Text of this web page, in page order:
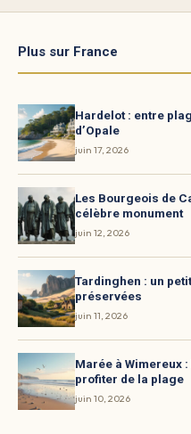
Plus sur France
Hardelot : entre
d’Opale
juin 17, 2026
Les Bourgeois de
célèbre monument
juin 12, 2026
Tardinghen : un
préservées
juin 11, 2026
Marée à Wimereux
profiter de la plage
juin 10, 2026